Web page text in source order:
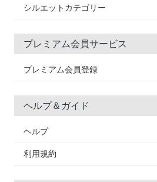
シルエットカテゴリー
プレミアム会員サービス
プレミアム会員登録
ヘルプ＆ガイド
ヘルプ
利用規約